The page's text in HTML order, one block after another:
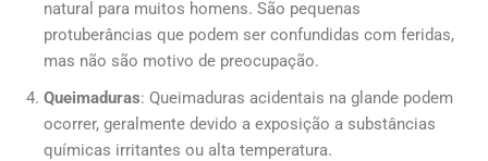
natural para muitos homens. São pequenas
protuberâncias que podem ser confundidas com feridas,
mas não são motivo de preocupação.
Queimaduras: Queimaduras acidentais na glande podem
ocorrer, geralmente devido a exposição a substâncias
químicas irritantes ou alta temperatura.